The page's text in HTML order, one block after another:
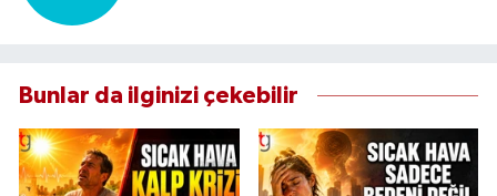
Bunlar da ilginizi çekebilir